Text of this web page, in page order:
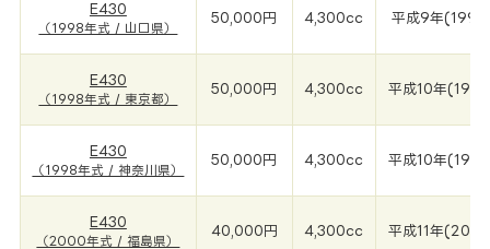
E430
（1998年式 / 山口県）
50,000円 4,300cc 平成9年(1998
E430
（1998年式 / 東京都）
50,000円 4,300cc 平成10年
E430
（1998年式 / 神奈川県）
50,000円 4,300cc 平成10年
E430
（2000年式 / 福島県）
40,000円 4,300cc 平成11年